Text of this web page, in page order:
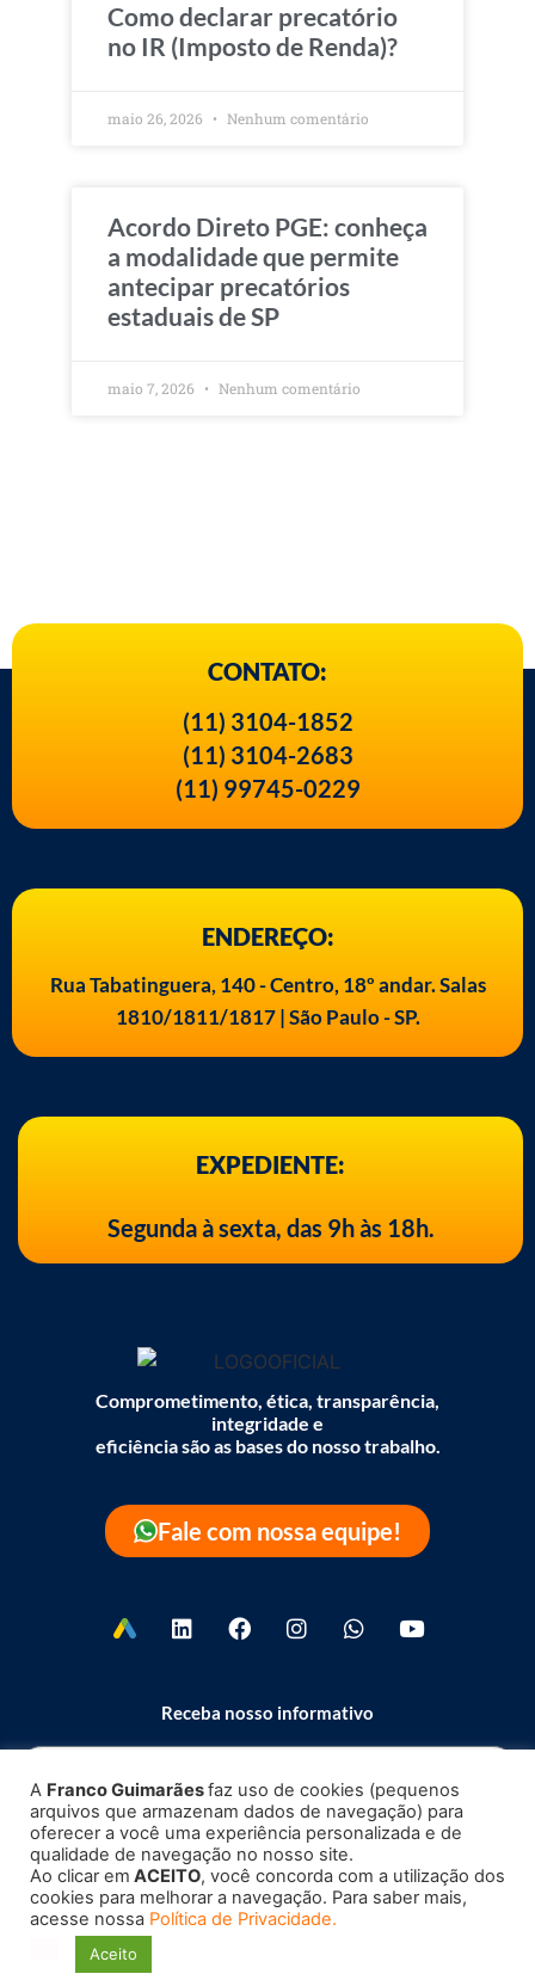
Como declarar precatório
no IR (Imposto de Renda)?
maio 26, 2026 Nenhum comentário
Acordo Direto PGE: conheça
a modalidade que permite
antecipar precatórios
estaduais de SP
maio 7, 2026 Nenhum comentário
CONTATO:
(11) 3104-1852
(11) 3104-2683
(11) 99745-0229
ENDEREÇO:
Rua Tabatinguera, 140 - Centro, 18º andar. Salas
1810/1811/1817 | São Paulo - SP.
EXPEDIENTE:
Segunda à sexta, das 9h às 18h.
Comprometimento, ética, transparência,
integridade e
eficiência são as bases do nosso trabalho.
Fale com nossa equipe!
Receba nosso informativo
Enviar
Copyright 2023 – 2026 ©
A Franco Guimarãesfaz uso de cookies (pequenos
arquivos que armazenam dados de navegação) para
oferecer a você uma experiência personalizada e de
qualidade de navegação no nosso site.
Ao clicar em ACEITO, você concorda com a utilização dos
cookies para melhorar a navegação. Para saber mais,
acesse nossa Política de Privacidade.
Aceito